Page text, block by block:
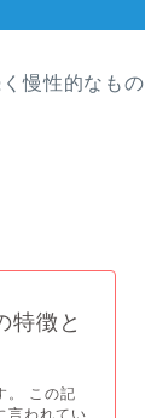
慢性的なもの
特徴と
。 この記
言われてい